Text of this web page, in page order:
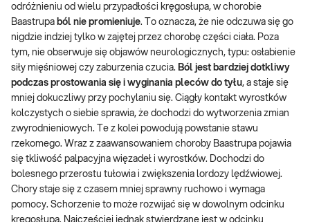
odróżnieniu od wielu przypadłości kręgosłupa, w chorobie
Baastrupa ból nie promieniuje. To oznacza, że nie odczuwa się go
nigdzie indziej tylko w zajętej przez chorobę części ciała. Poza
tym, nie obserwuje się objawów neurologicznych, typu: osłabienie
siły mięśniowej czy zaburzenia czucia. Ból jest bardziej dotkliwy
podczas prostowania się i wyginania pleców do tyłu, a staje się
mniej dokuczliwy przy pochylaniu się. Ciągły kontakt wyrostków
kolczystych o siebie sprawia, że dochodzi do wytworzenia zmian
zwyrodnieniowych. Te z kolei powodują powstanie stawu
rzekomego. Wraz z zaawansowaniem choroby Baastrupa pojawia
się tkliwość palpacyjna więzadeł i wyrostków. Dochodzi do
bolesnego przerostu tułowia i zwiększenia lordozy lędźwiowej.
Chory staje się z czasem mniej sprawny ruchowo i wymaga
pomocy. Schorzenie to może rozwijać się w dowolnym odcinku
kręgosłupa. Najczęściej jednak stwierdzane jest w odcinku